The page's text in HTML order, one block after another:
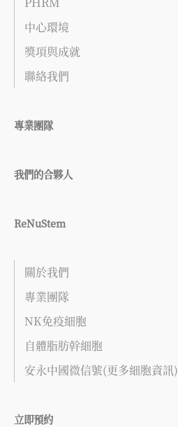
中心環境
獎項與成就
聯絡我們
專業團隊
我們的合夥人
ReNuStem
關於我們
專業團隊
NK免疫細胞
自體脂肪幹細胞
安永中國微信號(更多細胞資訊)
立即預約